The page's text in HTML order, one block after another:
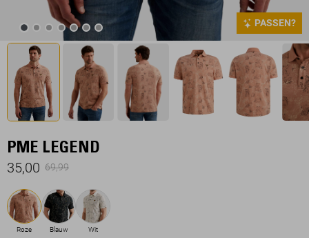
PASSEN?
PME LEGEND
35,00 69,99
Roze Blauw Wit